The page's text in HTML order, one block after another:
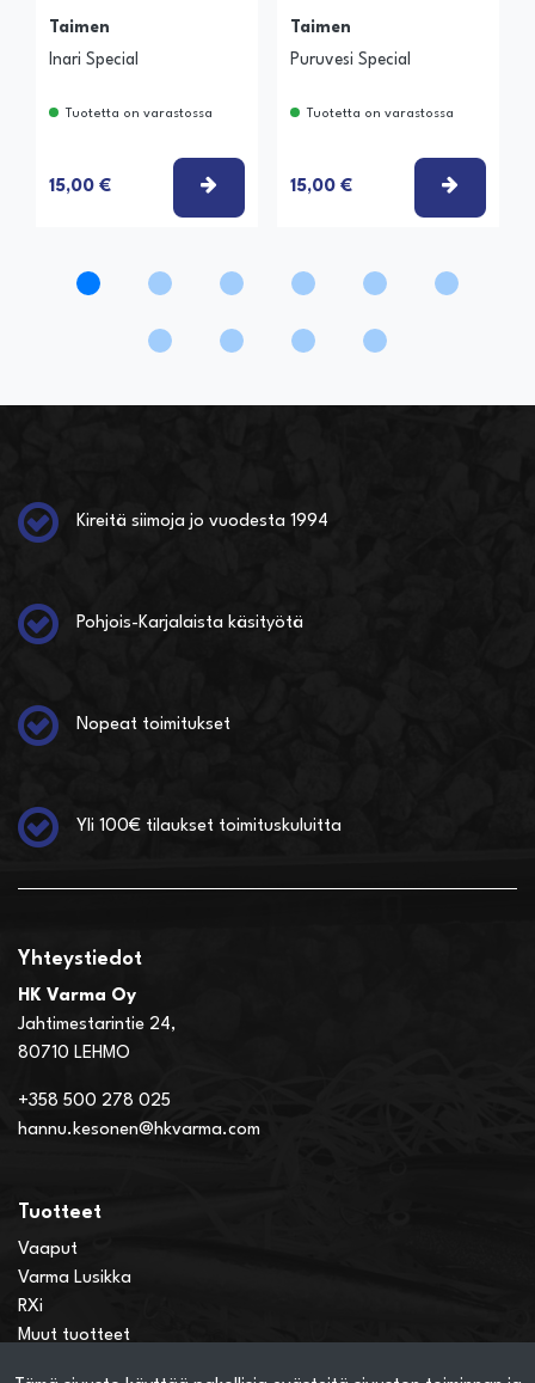
Taimen
Inari Special
Tuotetta on varastossa
15,00 € VALITSE VAIHTOEHTO
Taimen
Puruvesi Special
Tuotetta on varastossa
15,00 €
Kireitä siimoja jo vuodesta 1994
Pohjois-Karjalaista käsityötä
Nopeat toimitukset
Yli 100€ tilaukset toimituskuluitta
Yhteystiedot
HK Varma Oy
Jahtimestarintie 24,
80710 LEHMO
+358 500 278 025
hannu.kesonen@hkvarma.com
Tuotteet
Vaaput
Varma Lusikka
RXi
Muut tuotteet